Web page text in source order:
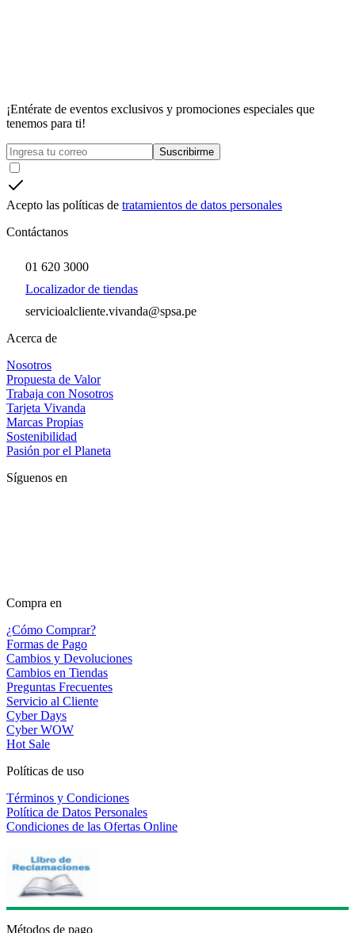
¡Entérate de eventos exclusivos y promociones especiales que
tenemos para ti!
Suscribirme
Acepto las políticas de tratamientos de datos personales
Contáctanos
01 620 3000
Localizador de tiendas
servicioalcliente.vivanda@spsa.pe
Acerca de
Nosotros
Propuesta de Valor
Trabaja con Nosotros
Tarjeta Vivanda
Marcas Propias
Sostenibilidad
Pasión por el Planeta
Síguenos en
Compra en
¿Cómo Comprar?
Formas de Pago
Cambios y Devoluciones
Cambios en Tiendas
Preguntas Frecuentes
Servicio al Cliente
Cyber Days
Cyber WOW
Hot Sale
Políticas de uso
Términos y Condiciones
Política de Datos Personales
Condiciones de las Ofertas Online
Métodos de pago